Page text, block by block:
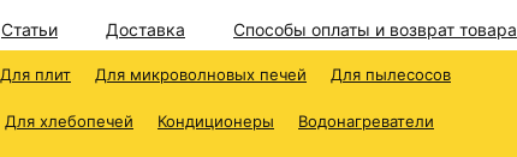
Статьи Доставка Способы оплаты и возврат товара
Для плит Для микроволновых печей Для пылесосов
Для хлебопечей Кондиционеры Водонагреватели